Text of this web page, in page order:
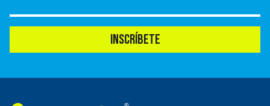
INSCRÍBETE